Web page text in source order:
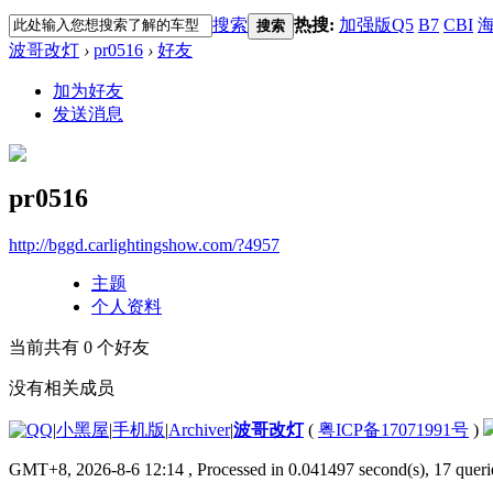
搜索 搜索 热搜: 加强版Q5 B7 CBI
波哥改灯 › pr0516 › 好友
加为好友
发送消息
pr0516
http://bggd.carlightingshow.com/?4957
主题
个人资料
当前共有 0 个好友
没有相关成员
|小黑屋|手机版|Archiver|波哥改灯( 粤ICP备17071991号 )
GMT+8, 2026-8-6 12:14 , Processed in 0.041497 second(s), 17